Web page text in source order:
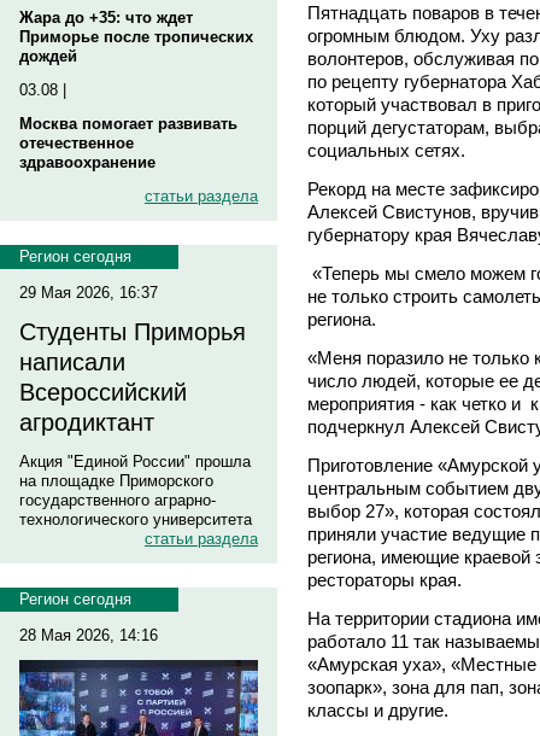
Жара до +35: что ждет
Приморье после тропических
дождей
03.08 |
Москва помогает развивать
отечественное
здравоохранение
статьи раздела
Регион сегодня
29 Мая 2026, 16:37
Студенты Приморья
написали
Всероссийский
агродиктант
Акция "Единой России" прошла
на площадке Приморского
государственного аграрно-
технологического университета
статьи раздела
Регион сегодня
28 Мая 2026, 14:16
Пятнадцать поваров в
огромным блюдом. Уху
волонтеров, обслуживая
по рецепту губернатора
который участвовал в
порций дегустаторам,
социальных сетях.
Рекорд на месте
Алексей Свистунов,
губернатору края
«Теперь мы смело можем
не только строить
региона.
«Меня поразило не только
число людей, которые ее
мероприятия - как четко и
подчеркнул Алексей
Приготовление «Амурской
центральным событием
выбор 27», которая
приняли участие ведущие
региона, имеющие краевой
рестораторы края.
На территории стадиона
работало 11 так
«Амурская уха», «Местные
зоопарк», зона для пап,
классы и другие.